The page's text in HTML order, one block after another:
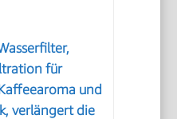
für
und
verlängert die